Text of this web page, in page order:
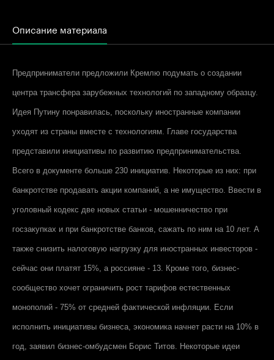
Описание материала
Предприниматели предложили Кремлю подумать о создании
центра трансфера зарубежных технологий по западному образцу.
Идея Путину понравилась, поскольку иностранные компании
уходят из страны вместе с технологиям. Главе государства
представили инициативы по развитию предпринимательства.
Всего в документе больше 230 инициатив. Некоторые из них: при
банкротстве продавать акции компаний, а не имущество. Ввести в
уголовный кодекс две новых статьи - мошенничество при
госзакупках и при банкротстве банков, сажать по ним на 10 лет. А
также снизить налоговую нагрузку для иностранных инвесторов -
сейчас они платят 15%, а россияне - 13. Кроме того, бизнес-
сообщество хочет ограничить рост тарифов естественных
монополий - 75% от средней фактической инфляции. Если
исполнить инициативы бизнеса, экономика начнет расти на 10% в
год, заявил бизнес-омбудсмен Борис Титов. Некоторые идеи